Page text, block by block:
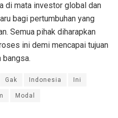
di mata investor global dan
bagi pertumbuhan yang
Semua pihak diharapkan
ini demi mencapai tujuan
bangsa.
Gak Indonesia
Ini
Modal